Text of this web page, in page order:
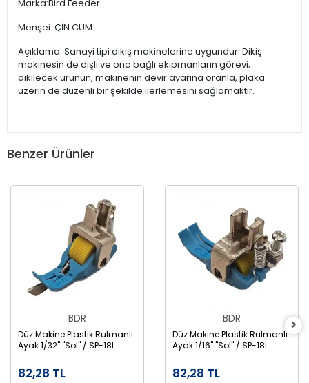
Marka:Bird Feeder
Menşei: ÇİN.CUM.
Açıklama: Sanayi tipi dikiş makinelerine uygundur. Dikiş
makinesin de dişli ve ona bağlı ekipmanların görevi;
dikilecek ürünün, makinenin devir ayarına oranla, plaka
üzerin de düzenli bir şekilde ilerlemesini sağlamaktır.
Benzer Ürünler
BDR
Düz Makine Plastik Rulmanlı
Ayak 1/32" "Sol" / SP-18L
82,28 TL
BDR
Düz Makine Plastik Rulmanlı
Ayak 1/16" "Sol" / SP-18L
82,28 TL